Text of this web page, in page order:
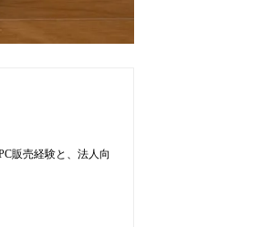
販売経験と、法人向